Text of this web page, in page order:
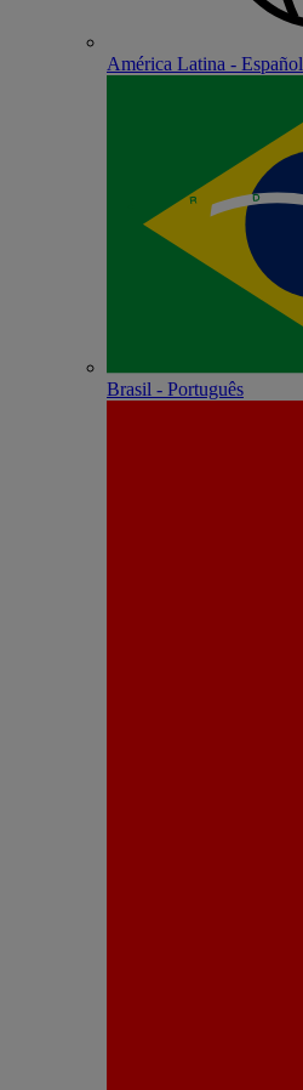
América Latina - Español
Brasil - Português